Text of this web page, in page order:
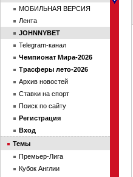
МОБИЛЬНАЯ ВЕРСИЯ
Лента
JOHNNYBET
Telegram-канал
Чемпионат Мира-2026
Трасферы лето-2026
Архив новостей
Ставки на спорт
Поиск по сайту
Регистрация
Вход
Темы
Премьер-Лига
Кубок Англии